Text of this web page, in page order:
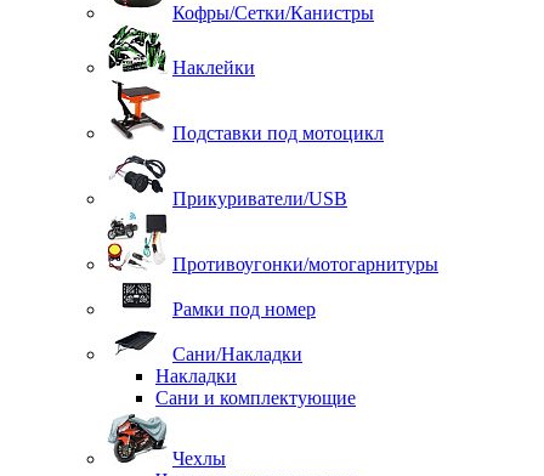
Кофры/Сетки/Канистры
Наклейки
Подставки под мотоцикл
Прикуриватели/USB
Противоугонки/мотогарнитуры
Рамки под номер
Сани/Накладки
Накладки
Сани и комплектующие
Чехлы